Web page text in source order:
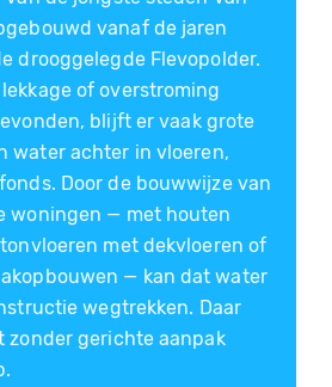
vanaf de jaren
drooggelegde Flevopolder.
of overstroming
blijft er vaak grote
water achter in vloeren,
Door de bouwwijze van
woningen — met houten
met dekvloeren of
— kan dat water
wegtrekken. Daar
zonder gerichte aanpak